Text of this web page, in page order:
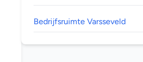
Bedrijfsruimte Varsseveld